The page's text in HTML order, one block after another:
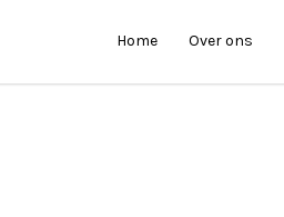
Home Over ons